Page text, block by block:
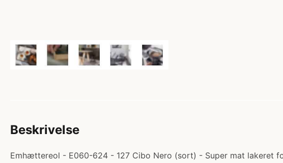
Beskrivelse
Emhættereol - E060-624 - 127 Cibo Nero (sort) - Super mat lakeret